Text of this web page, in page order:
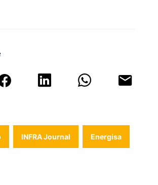
INFRA Journal Energisa